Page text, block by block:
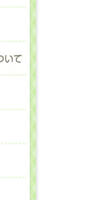
課外教室
活動日記